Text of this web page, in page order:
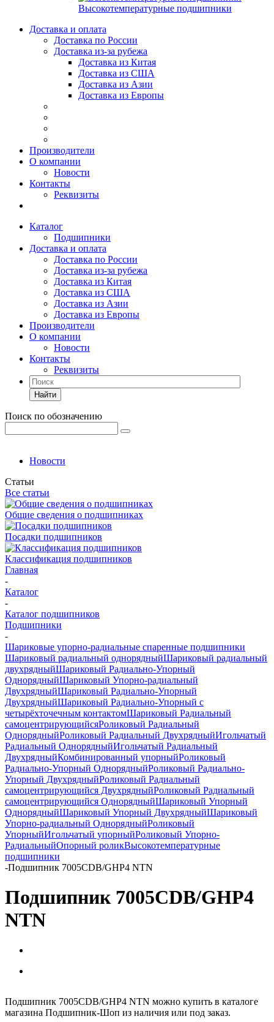
Высокотемпературные подшипники
Доставка и оплата
Доставка по России
Доставка из-за рубежа
Доставка из Китая
Доставка из США
Доставка из Азии
Доставка из Европы
Производители
О компании
Новости
Контакты
Реквизиты
Каталог
Подшипники
Доставка и оплата
Доставка по России
Доставка из-за рубежа
Доставка из Китая
Доставка из США
Доставка из Азии
Доставка из Европы
Производители
О компании
Новости
Контакты
Реквизиты
Найти
Поиск по обозначению
Новости
Статьи
Все статьи
Общие сведения о подшипниках
Посадки подшипников
Классификация подшипников
Главная
-
Каталог
-
Каталог подшипников
Подшипники
-
Шариковые упорно-радиальные спаренные подшипники
Шариковый радиальный однорядныйШариковый радиальный
двухрядныйШариковый Радиально-Упорный
ОднорядныйШариковый Упорно-радиальный
ДвухрядныйШариковый Радиально-Упорный
ДвухрядныйШариковый Радиально-Упорный с
четырёхточечным контактомШариковый Радиальный
самоцентрирующийсяРоликовый Радиальный
ОднорядныйРоликовый Радиальный ДвухрядныйИгольчатый
Радиальный ОднорядныйИгольчатый Радиальный
ДвухрядныйКомбинированный упорныйРоликовый
Радиально-Упорный ОднорядныйРоликовый Радиально-
Упорный ДвухрядныйРоликовый Радиальный
самоцентрирующийся ДвухрядныйРоликовый Радиальный
самоцентрирующийся ОднорядныйШариковый Упорный
ОднорядныйШариковый Упорный ДвухрядныйШариковый
Упорно-радиальный ОднорядныйРоликовый
УпорныйИгольчатый упорныйРоликовый Упорно-
РадиальныйОпорный роликВысокотемпературные
подшипники
-Подшипник 7005CDB/GHP4 NTN
Подшипник 7005CDB/GHP4
NTN
Подшипник 7005CDB/GHP4 NTN можно купить в каталоге
магазина Подшипник-Шоп из наличия или под заказ.